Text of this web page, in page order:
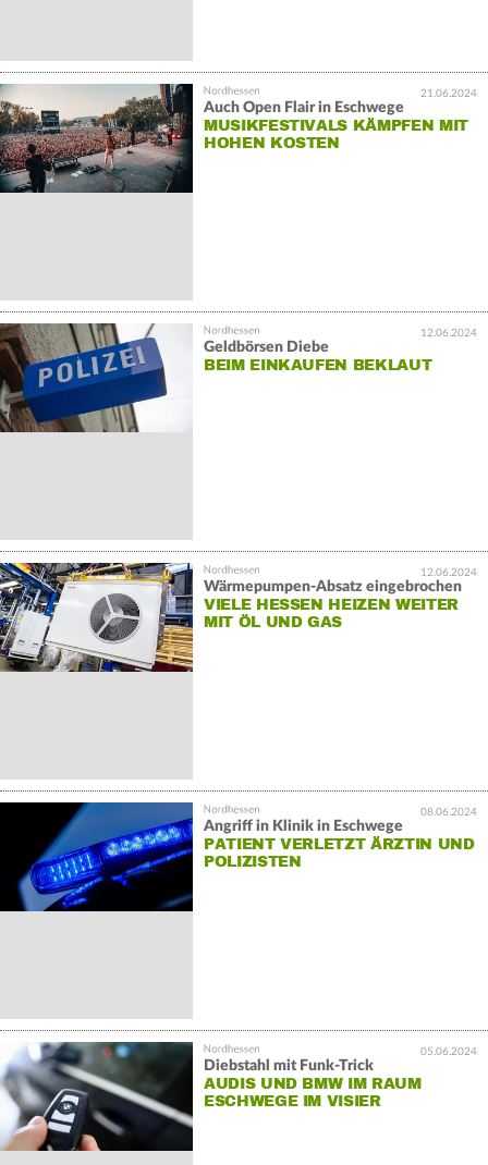
21.06.2024
Auch Open Flair in Eschwege
MUSIKFESTIVALS KÄMPFEN MIT
HOHEN KOSTEN
12.06.2024
Geldbörsen Diebe
BEIM EINKAUFEN BEKLAUT
12.06.2024
Wärmepumpen-Absatz eingebrochen
VIELE HESSEN HEIZEN WEITER
MIT ÖL UND GAS
08.06.2024
Angriff in Klinik in Eschwege
PATIENT VERLETZT ÄRZTIN UND
POLIZISTEN
05.06.2024
Diebstahl mit Funk-Trick
AUDIS UND BMW IM RAUM
ESCHWEGE IM VISIER